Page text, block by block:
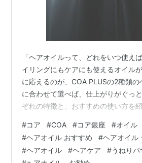
「ヘアオイルって、どれをいつ使え
イリングにもケアにも使えるオイル
に応えるのが、COA PLUSの2種類
に合わせて選べば、仕上がりがぐっ
ぞれの特徴と、おすすめの使い方を
バストリートメント） 毎日のヘアケ
流さないオイル。 ドライヤー・アイ
る アルガンオイル＆メドウフォーム
#コア #COA #コア銀座 #オイル
#ヘアオイル おすすめ #ヘアオイル
#ヘアオイル #ヘアケア #うねりパ